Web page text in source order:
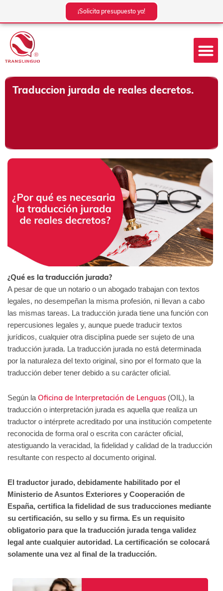
contenido
¡Solicita presupuesto ya!
Traduccion jurada de reales decretos.
¿Qué es la traducción jurada?
A pesar de que un notario o un abogado trabajan con textos
legales, no desempeñan la misma profesión, ni llevan a cabo
las mismas tareas. La traducción jurada tiene una función con
repercusiones legales y, aunque puede traducir textos
jurídicos, cualquier otra disciplina puede ser sujeto de una
traducción jurada. La traducción jurada no está determinada
por la naturaleza del texto original, sino por el formato que la
traducción deber tener debido a su carácter oficial.
Según la Oficina de Interpretación de Lenguas (OIL), la
traducción o interpretación jurada es aquella que realiza un
traductor o intérprete acreditado por una institución competente
reconocida de forma oral o escrita con carácter oficial,
atestiguando la veracidad, la fidelidad y calidad de la traducción
resultante con respecto al documento original.
El traductor jurado, debidamente habilitado por el
Ministerio de Asuntos Exteriores y Cooperación de
España, certifica la fidelidad de sus traducciones mediante
su certificación, su sello y su firma. Es un requisito
obligatorio para que la traducción jurada tenga validez
legal ante cualquier autoridad. La certificación se colocará
solamente una vez al final de la traducción.